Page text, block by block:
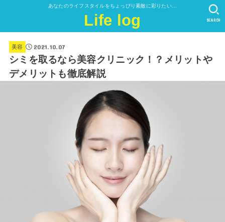
あなたのライフスタイルをちょっぴり素敵に彩りたい…
Life log SEARCH
美容 2021.10.07
シミを取るなら美容クリニック！？メリットや
デメリットも徹底解説